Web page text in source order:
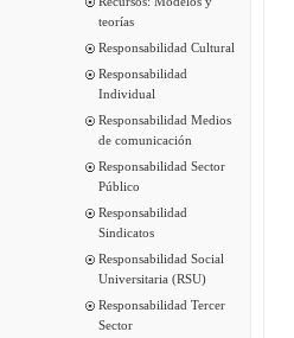
teorías
Responsabilidad Cultural
Responsabilidad
Individual
Responsabilidad Medios
de comunicación
Responsabilidad Sector
Público
Responsabilidad
Sindicatos
Responsabilidad Social
Universitaria (RSU)
Responsabilidad Tercer
Sector